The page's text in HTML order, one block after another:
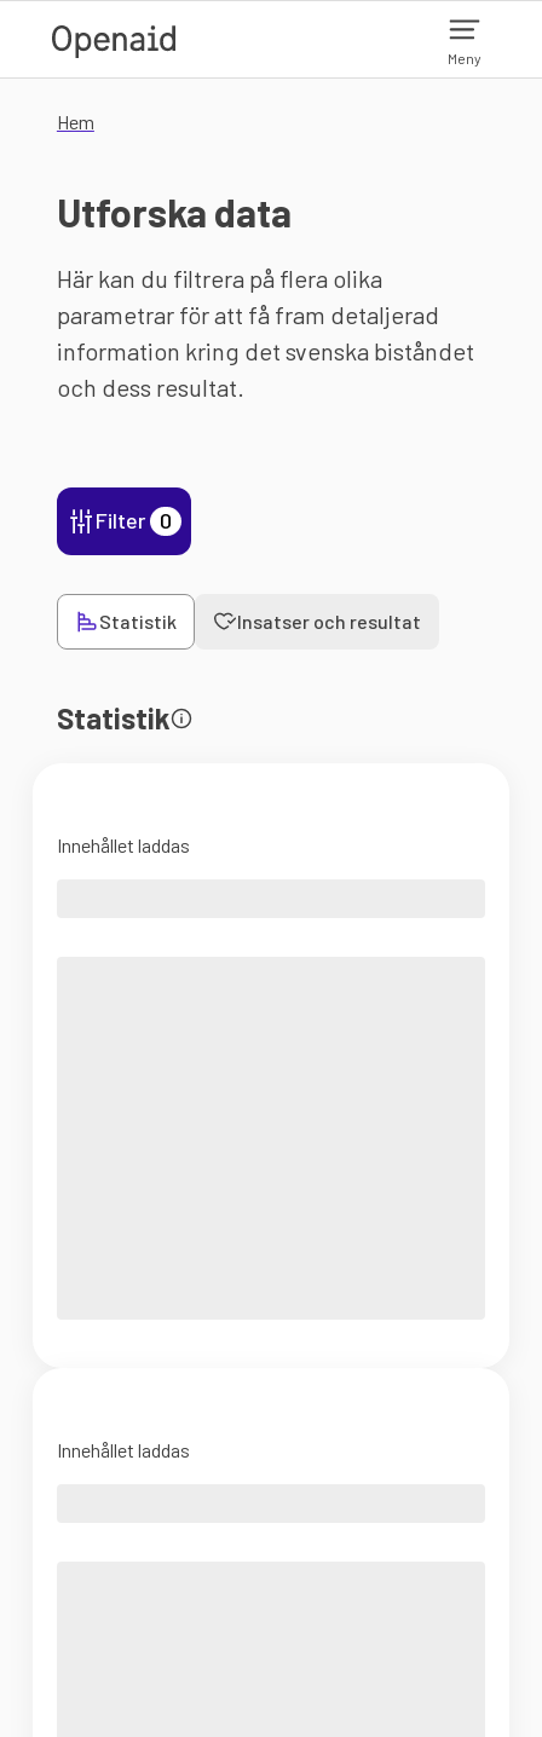
Meny
Hem
Utforska data
Här kan du filtrera på flera olika
parametrar för att få fram detaljerad
information kring det svenska biståndet
och dess resultat.
Filter 0
Statistik Insatser och resultat
Statistik
Innehållet laddas
Innehållet laddas